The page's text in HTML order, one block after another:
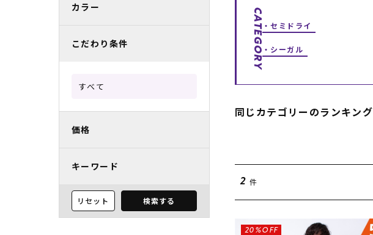
CATEGORY セミドライ
シーガル
同じカテゴリーのランキング
2 件
20%OFF
カラー
こだわり条件
すべて
価格
キーワード
リセット 検索する